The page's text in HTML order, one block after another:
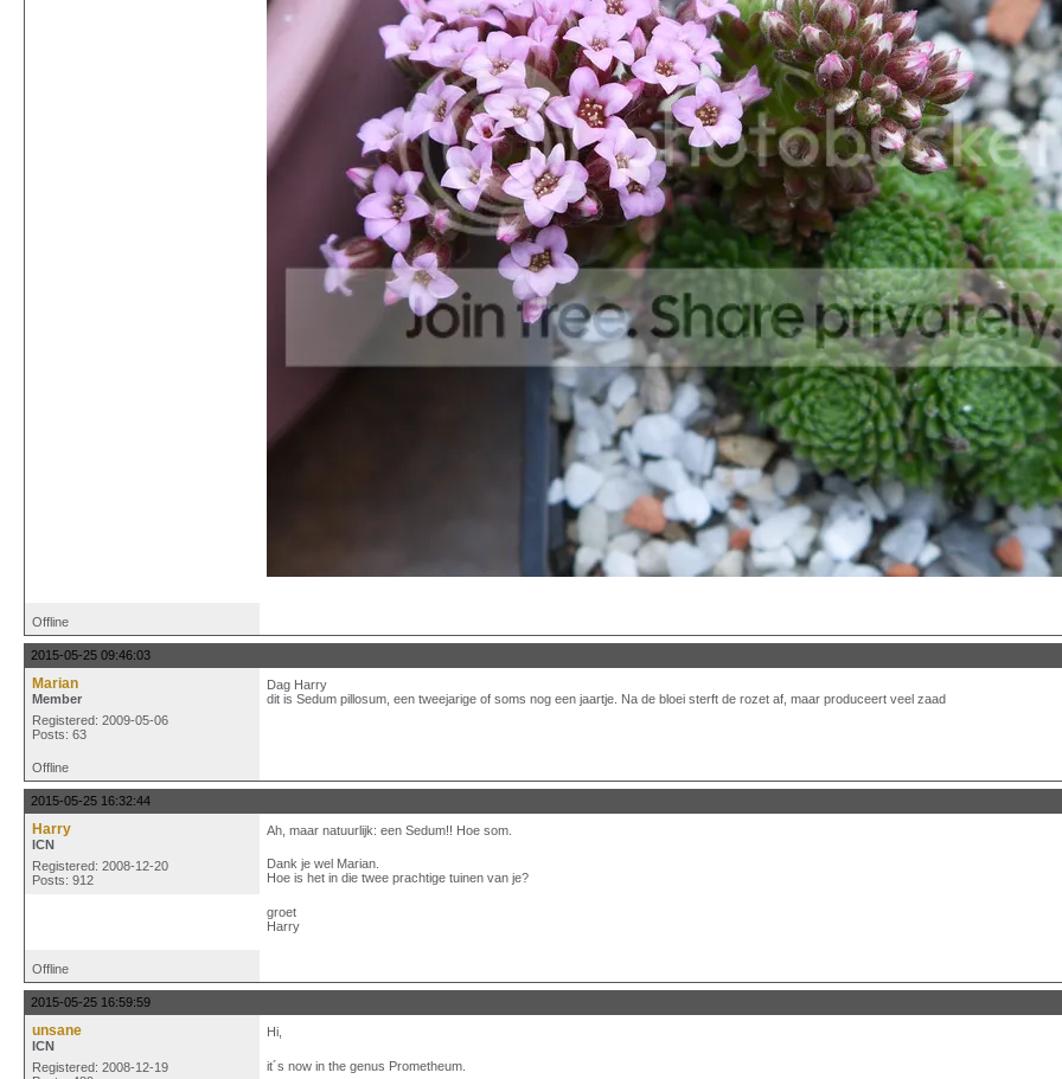
Offline
2015-05-25 09:46:03
Marian
Member
Registered: 2009-05-06
Posts: 63
Dag Harry
dit is Sedum pillosum, een tweejarige of soms nog een jaartje. Na de bloei sterft de rozet af, maar produceert veel zaad
Offline
2015-05-25 16:32:44
Harry
ICN
Registered: 2008-12-20
Posts: 912
Ah, maar natuurlijk: een Sedum!! Hoe som.
Dank je wel Marian.
Hoe is het in die twee prachtige tuinen van je?
groet
Harry
Offline
2015-05-25 16:59:59
unsane
ICN
Registered: 2008-12-19
Hi,
it´s now in the genus Prometheum.